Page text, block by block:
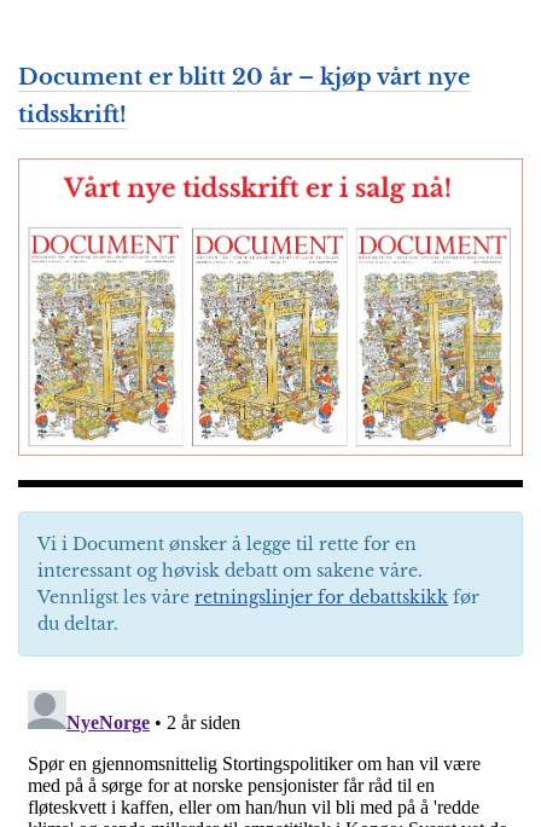
Document er blitt 20 år – kjøp vårt nye
tidsskrift!
Vi i Document ønsker å legge til rette for en
interessant og høvisk debatt om sakene våre.
Vennligst les våre retningslinjer for debattskikk før
du deltar.